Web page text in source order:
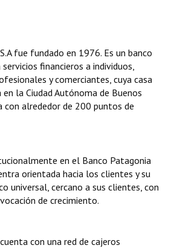
Públicas
fue fundado en 1976. Es un banco
financieros a individuos,
y comerciantes, cuya casa
la Ciudad Autónoma de Buenos
con alrededor de 200 puntos de
en el Banco Patagonia
orientada hacia los clientes y su
universal, cercano a sus clientes, con
de crecimiento.
con una red de cajeros